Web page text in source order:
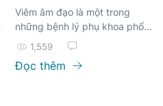
Viêm âm đạo là một trong
những bệnh lý phụ khoa phổ
biến, nhưng khi tình trạng này
kéo dài và tái phát liên tục...
1,559
Đọc thêm